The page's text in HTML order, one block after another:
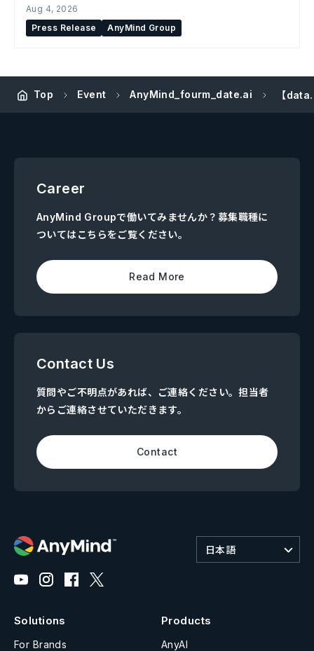
Aug 4, 2026
Press Release
AnyMind Group
Top Event AnyMind_fourm_date.ai 【
Career
AnyMind Groupで働いてみませんか？募集職種に
ついてはこちらをご覧ください。
Read More
Contact Us
質問やご不明点があれば、ご連絡ください。担当者
からご連絡させていただきます。
Contact
日本語
Solutions
For Brands
Products
AnyAI